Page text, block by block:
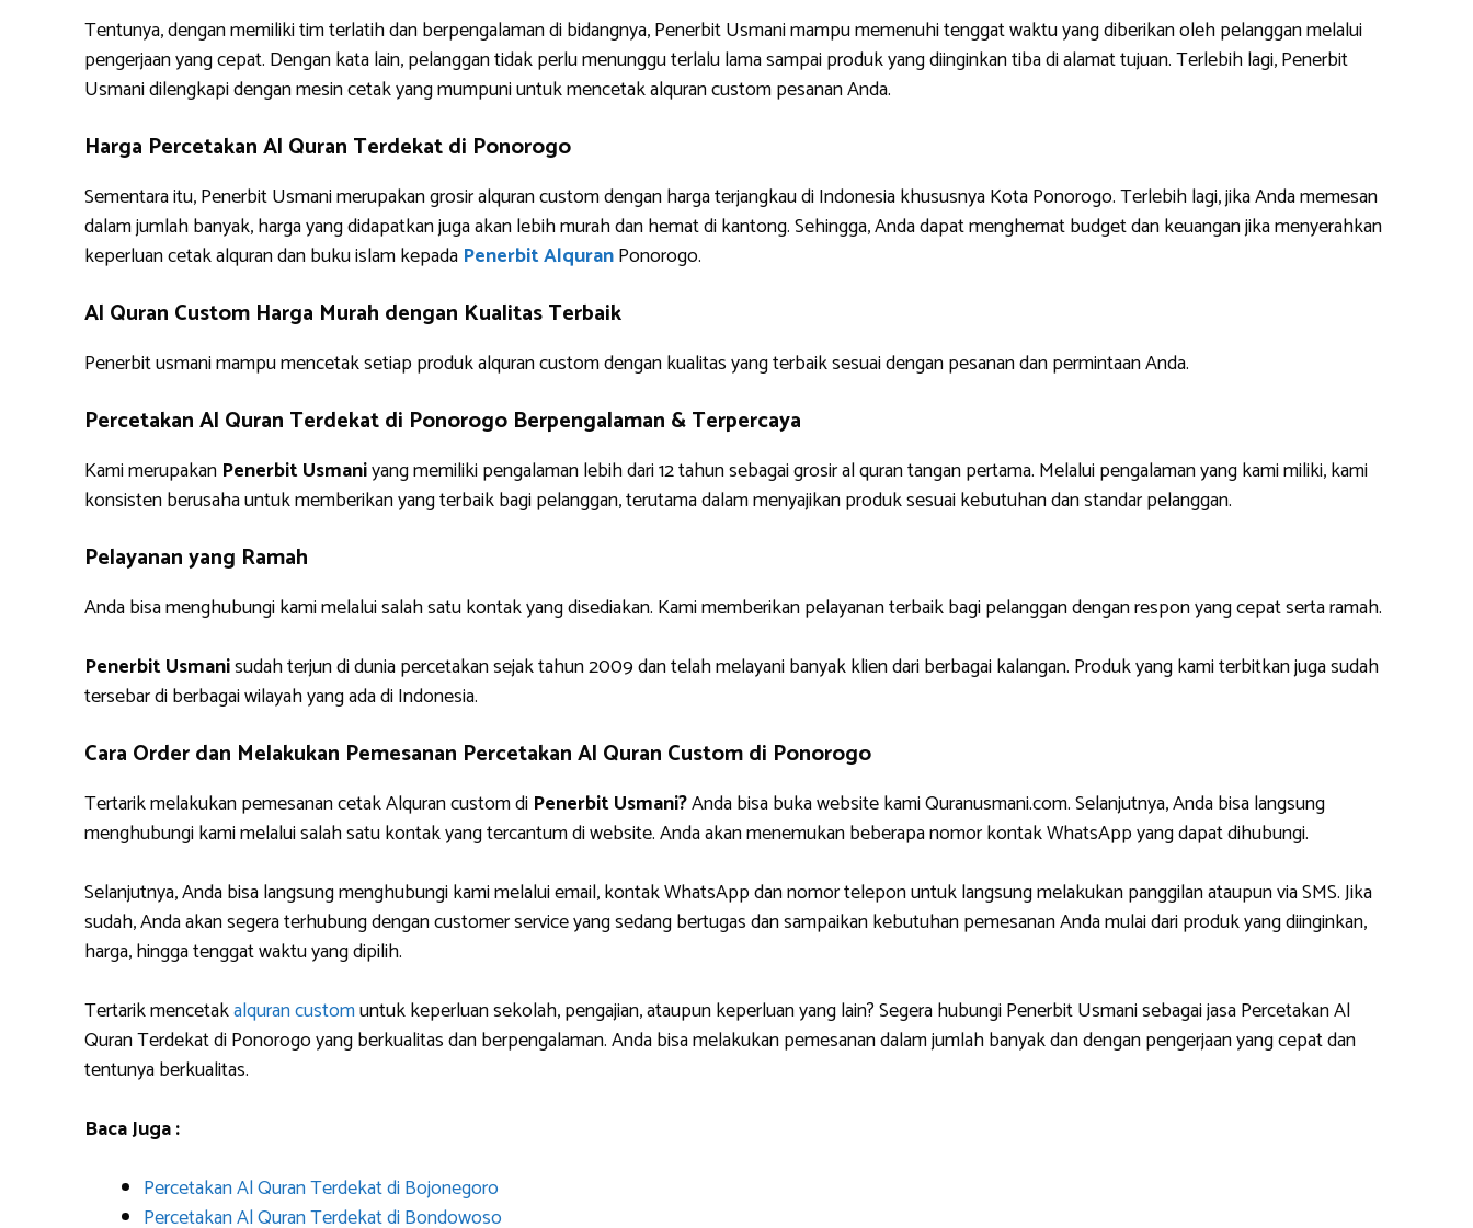
Tentunya, dengan memiliki tim terlatih dan berpengalaman di bidangnya, Penerbit Usmani mampu memenuhi tenggat waktu yang diberikan oleh pelanggan melalui
pengerjaan yang cepat. Dengan kata lain, pelanggan tidak perlu menunggu terlalu lama sampai produk yang diinginkan tiba di alamat tujuan. Terlebih lagi, Penerbit
Usmani dilengkapi dengan mesin cetak yang mumpuni untuk mencetak alquran custom pesanan Anda.
Harga Percetakan Al Quran Terdekat di Ponorogo
Sementara itu, Penerbit Usmani merupakan grosir alquran custom dengan harga terjangkau di Indonesia khususnya Kota Ponorogo. Terlebih lagi, jika Anda memesan
dalam jumlah banyak, harga yang didapatkan juga akan lebih murah dan hemat di kantong. Sehingga, Anda dapat menghemat budget dan keuangan jika menyerahkan
keperluan cetak alquran dan buku islam kepada Penerbit AlquranPonorogo.
Al Quran Custom Harga Murah dengan Kualitas Terbaik
Penerbit usmani mampu mencetak setiap produk alquran custom dengan kualitas yang terbaik sesuai dengan pesanan dan permintaan Anda.
Percetakan Al Quran Terdekat di Ponorogo Berpengalaman & Terpercaya
Kami merupakan Penerbit Usmaniyang memiliki pengalaman lebih dari 12 tahun sebagai grosir al quran tangan pertama. Melalui pengalaman yang kami miliki, kami
konsisten berusaha untuk memberikan yang terbaik bagi pelanggan, terutama dalam menyajikan produk sesuai kebutuhan dan standar pelanggan.
Pelayanan yang Ramah
Anda bisa menghubungi kami melalui salah satu kontak yang disediakan. Kami memberikan pelayanan terbaik bagi pelanggan dengan respon yang cepat serta ramah.
Penerbit Usmanisudah terjun di dunia percetakan sejak tahun 2009 dan telah melayani banyak klien dari berbagai kalangan. Produk yang kami terbitkan juga sudah
tersebar di berbagai wilayah yang ada di Indonesia.
Cara Order dan Melakukan Pemesanan Percetakan Al Quran Custom di Ponorogo
Tertarik melakukan pemesanan cetak Alquran custom di Penerbit Usmani?Anda bisa buka website kami Quranusmani.com. Selanjutnya, Anda bisa langsung
menghubungi kami melalui salah satu kontak yang tercantum di website. Anda akan menemukan beberapa nomor kontak WhatsApp yang dapat dihubungi.
Selanjutnya, Anda bisa langsung menghubungi kami melalui email, kontak WhatsApp dan nomor telepon untuk langsung melakukan panggilan ataupun via SMS. Jika
sudah, Anda akan segera terhubung dengan customer service yang sedang bertugas dan sampaikan kebutuhan pemesanan Anda mulai dari produk yang diinginkan,
harga, hingga tenggat waktu yang dipilih.
Tertarik mencetakalquran customuntuk keperluan sekolah, pengajian, ataupun keperluan yang lain? Segera hubungi Penerbit Usmani sebagai jasa Percetakan Al
Quran Terdekat di Ponorogo yang berkualitas dan berpengalaman. Anda bisa melakukan pemesanan dalam jumlah banyak dan dengan pengerjaan yang cepat dan
tentunya berkualitas.
Baca Juga :
Percetakan Al Quran Terdekat di Bojonegoro
Percetakan Al Quran Terdekat di Bondowoso